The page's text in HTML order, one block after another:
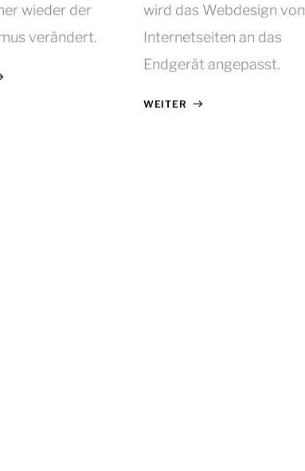
wieder der
verändert.
wird das Webdesign von
Internetseiten an das
Endgerät angepasst.
WEITER